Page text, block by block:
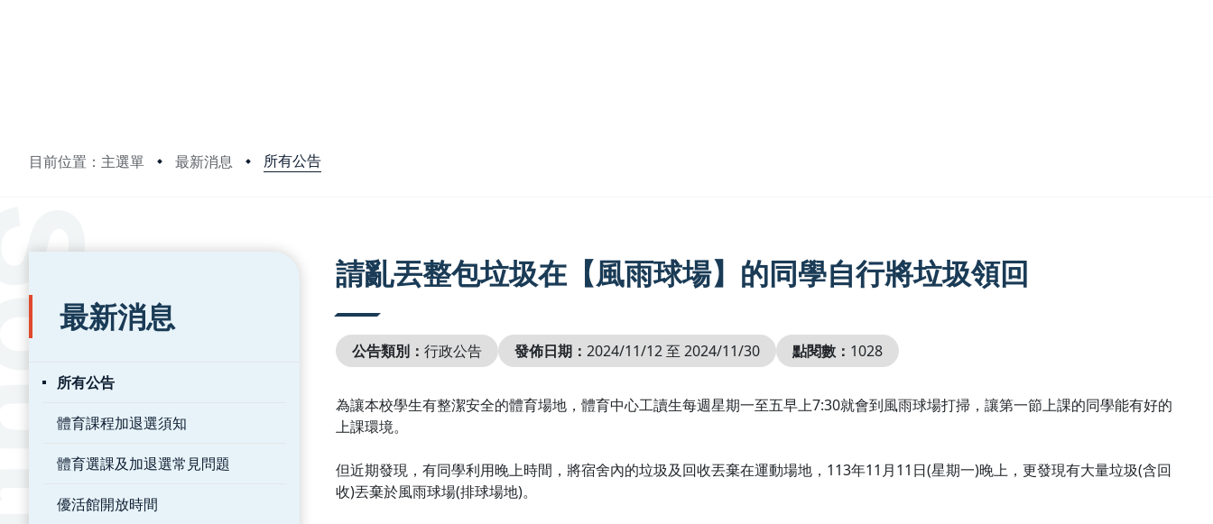
目前位置：主選單 最新消息 所有公告
:::
最新消息
所有公告
體育課程加退選須知
體育選課及加退選常見問題
優活館開放時間
請亂丟整包垃圾在【風雨球場】的同學自行將垃圾領回
公告類別： 行政公告 發佈日期： 2024/11/12 至 2024/11/30 點閱數： 1028
為讓本校學生有整潔安全的體育場地，體育中心工讀生每週星期一至五早上7:30就會到風雨球場打掃，讓第一節上課的同學能有好的
上課環境。
但近期發現，有同學利用晚上時間，將宿舍內的垃圾及回收丟棄在運動場地，113年11月11日(星期一)晚上，更發現有大量垃圾(含回
收)丟棄於風雨球場(排球場地)。